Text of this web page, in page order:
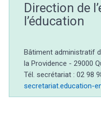
Direction de
l’éducation
Bâtiment administratif
la Providence - 29000
Tél. secrétariat : 02 98
secretariat.education-